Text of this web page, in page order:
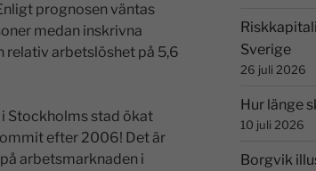
prognosen väntas
medan inskrivna
relativ arbetslöshet på 5,6
Stockholms stad ökat
efter 2006! Det är
arbetsmarknaden i
Sverige
26 juli 2026
Hur länge
10 juli 2026
Borgvik